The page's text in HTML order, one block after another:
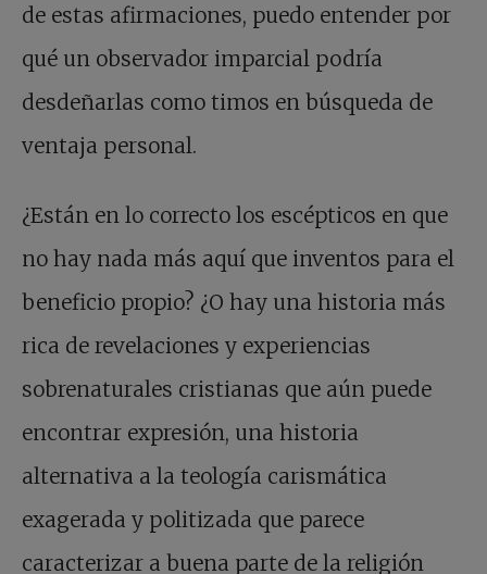
de estas afirmaciones, puedo entender por
qué un observador imparcial podría
desdeñarlas como timos en búsqueda de
ventaja personal.
¿Están en lo correcto los escépticos en que
no hay nada más aquí que inventos para el
beneficio propio? ¿O hay una historia más
rica de revelaciones y experiencias
sobrenaturales cristianas que aún puede
encontrar expresión, una historia
alternativa a la teología carismática
exagerada y politizada que parece
caracterizar a buena parte de la religión